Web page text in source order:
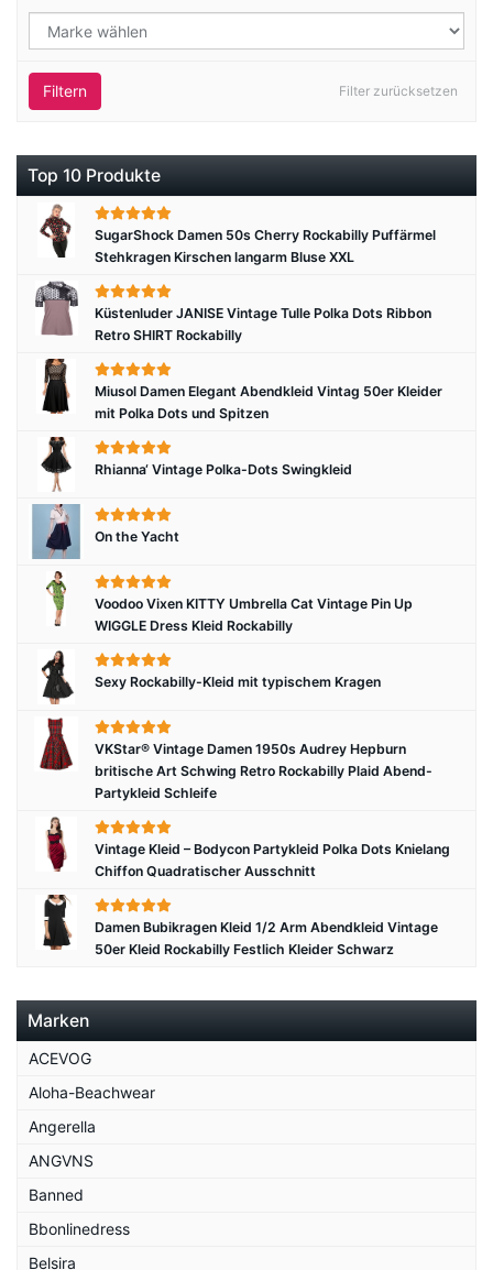
Filter zurücksetzen
Filtern
Top 10 Produkte
SugarShock Damen 50s Cherry Rockabilly Puffärmel
Stehkragen Kirschen langarm Bluse XXL
Küstenluder JANISE Vintage Tulle Polka Dots Ribbon
Retro SHIRT Rockabilly
Miusol Damen Elegant Abendkleid Vintag 50er Kleider
mit Polka Dots und Spitzen
Rhianna‘ Vintage Polka-Dots Swingkleid
On the Yacht
Voodoo Vixen KITTY Umbrella Cat Vintage Pin Up
WIGGLE Dress Kleid Rockabilly
Sexy Rockabilly-Kleid mit typischem Kragen
VKStar® Vintage Damen 1950s Audrey Hepburn
britische Art Schwing Retro Rockabilly Plaid Abend-
Partykleid Schleife
Vintage Kleid – Bodycon Partykleid Polka Dots Knielang
Chiffon Quadratischer Ausschnitt
Damen Bubikragen Kleid 1/2 Arm Abendkleid Vintage
50er Kleid Rockabilly Festlich Kleider Schwarz
Marken
ACEVOG
Aloha-Beachwear
Angerella
ANGVNS
Banned
Bbonlinedress
Belsira